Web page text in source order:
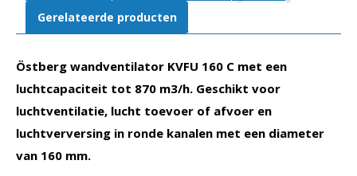
aantalGerelateerde producten
Östberg wandventilator KVFU 160 C met een
luchtcapaciteit tot 870 m3/h. Geschikt voor
luchtventilatie, lucht toevoer of afvoer en
luchtverversing in ronde kanalen met een diameter
van 160 mm.